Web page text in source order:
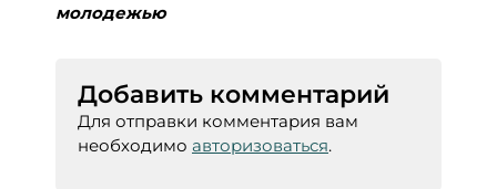
молодежью
Добавить комментарий
Для отправки комментария вам
необходимо авторизоваться.